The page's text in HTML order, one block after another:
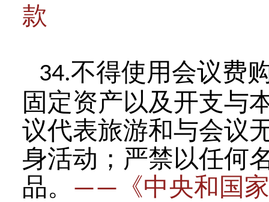
款
34.不得使用会议费
固定资产以及开支与
议代表旅游和与会议
身活动；严禁以任何
品。
——
《中央和国